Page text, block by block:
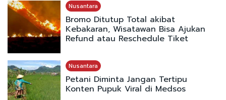
Nusantara
Bromo Ditutup Total akibat
Kebakaran, Wisatawan Bisa Ajukan
Refund atau Reschedule Tiket
Nusantara
Petani Diminta Jangan Tertipu
Konten Pupuk Viral di Medsos